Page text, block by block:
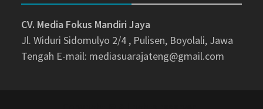
CV. Media Fokus Mandiri Jaya
Jl. Widuri Sidomulyo 2/4 , Pulisen, Boyolali, Jawa
Tengah E-mail: mediasuarajateng@gmail.com